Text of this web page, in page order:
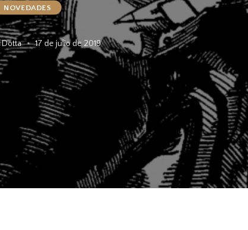
NOVEDADES
Dotta 17 de julio de 2019